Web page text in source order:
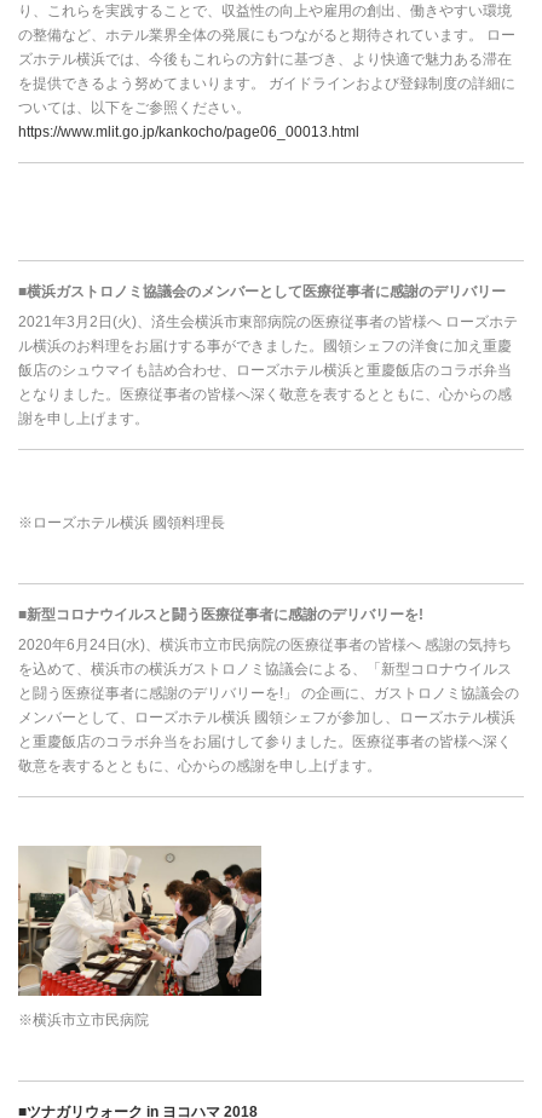
り、これらを実践することで、収益性の向上や雇用の創出、働きやすい環境
の整備など、ホテル業界全体の発展にもつながると期待されています。 ロー
ズホテル横浜では、今後もこれらの方針に基づき、より快適で魅力ある滞在
を提供できるよう努めてまいります。 ガイドラインおよび登録制度の詳細に
ついては、以下をご参照ください。
https://www.mlit.go.jp/kankocho/page06_00013.html
■横浜ガストロノミ協議会のメンバーとして医療従事者に感謝のデリバリー
2021年3月2日(火)、済生会横浜市東部病院の医療従事者の皆様へ ローズホテ
ル横浜のお料理をお届けする事ができました。國領シェフの洋食に加え重慶
飯店のシュウマイも詰め合わせ、ローズホテル横浜と重慶飯店のコラボ弁当
となりました。医療従事者の皆様へ深く敬意を表するとともに、心からの感
謝を申し上げます。
※ローズホテル横浜 國領料理長
■新型コロナウイルスと闘う医療従事者に感謝のデリバリーを!
2020年6月24日(水)、横浜市立市民病院の医療従事者の皆様へ 感謝の気持ち
を込めて、横浜市の横浜ガストロノミ協議会による、「新型コロナウイルス
と闘う医療従事者に感謝のデリバリーを!」 の企画に、ガストロノミ協議会の
メンバーとして、ローズホテル横浜 國領シェフが参加し、ローズホテル横浜
と重慶飯店のコラボ弁当をお届けして参りました。医療従事者の皆様へ深く
敬意を表するとともに、心からの感謝を申し上げます。
※横浜市立市民病院
■ツナガリウォーク in ヨコハマ 2018